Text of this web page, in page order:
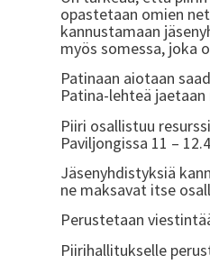
opastetaan omien
kannustamaan
myös somessa, joka
Patinaan aiotaan
Patina-lehteä
Piiri osallistuu
Paviljongissa 11 –
Jäsenyhdistyksiä
ne maksavat itse
Perustetaan
Piirihallitukselle